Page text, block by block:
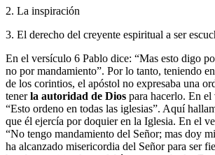
2. La inspiración
3. El derecho del creyente espiritual a ser
En el versículo 6 Pablo dice: “Mas esto digo
no por mandamiento”. Por lo tanto, teniendo
de los corintios, el apóstol no expresaba una
tenerla autoridad de Dios para hacerlo. En
“Esto ordeno en todas las iglesias”. Aquí
que él ejercía por doquier en la Iglesia. En el
“No tengo mandamiento del Señor; mas doy
ha alcanzado misericordia del Señor para ser